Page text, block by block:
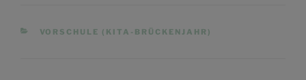
KATEGORIEN
VORSCHULE (KITA-BRÜCKENJAHR)